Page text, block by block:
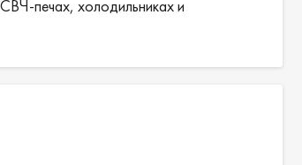
печах, холодильниках и